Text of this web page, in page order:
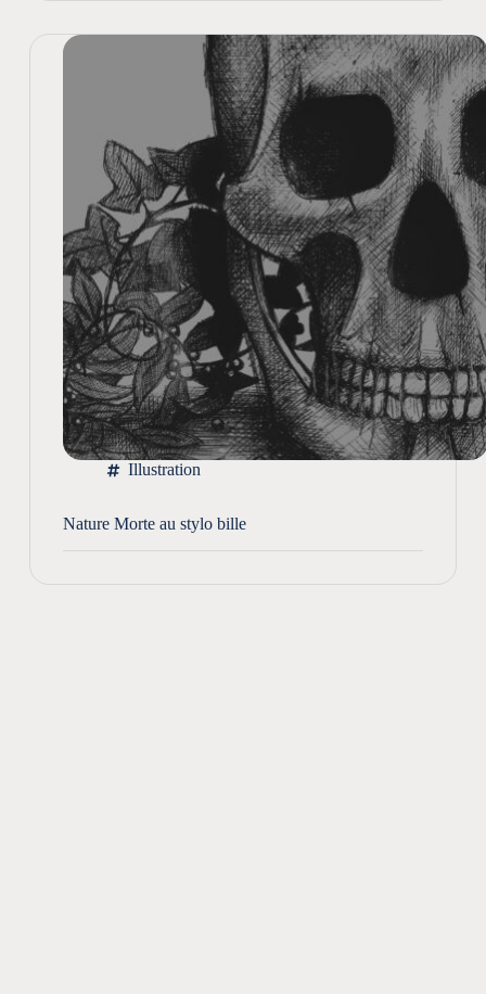
Illustration
Nature Morte au stylo bille